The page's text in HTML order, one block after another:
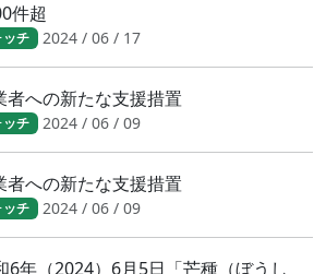
件超
チ 2024 / 06 / 17
者への新たな支援措置
チ 2024 / 06 / 09
者への新たな支援措置
チ 2024 / 06 / 09
年（2024）6月5日「芒種（ぼうし